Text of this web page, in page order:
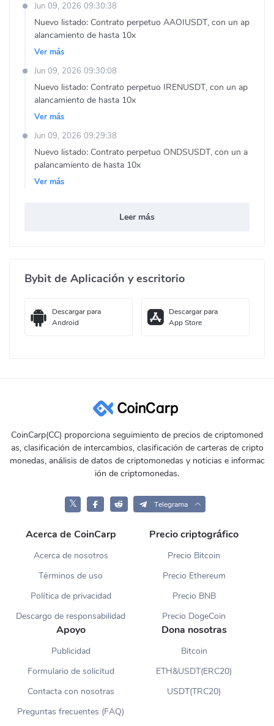
Jun 09, 2026 09:30:38
Nuevo listado: Contrato perpetuo AAOIUSDT, con un ap
alancamiento de hasta 10x
Ver más
Jun 09, 2026 09:30:08
Nuevo listado: Contrato perpetuo IRENUSDT, con un ap
alancamiento de hasta 10x
Ver más
Jun 09, 2026 09:29:38
Nuevo listado: Contrato perpetuo ONDSUSDT, con un a
palancamiento de hasta 10x
Ver más
Leer más
Bybit de Aplicación y escritorio
Descargar para
Android
Descargar para
App Store
CoinCarp(CC) proporciona seguimiento de precios de criptomoned
as, clasificación de intercambios, clasificación de carteras de cripto
monedas, análisis de datos de criptomonedas y noticias e informac
ión de criptomonedas.
𝕏 Telegrama
Acerca de CoinCarp
Acerca de nosotros
Términos de uso
Política de privacidad
Descargo de responsabilidad
Precio criptográfico
Precio Bitcoin
Precio Ethereum
Precio BNB
Precio DogeCoin
Apoyo
Publicidad
Formulario de solicitud
Contacta con nosotras
Preguntas frecuentes (FAQ)
Dona nosotras
Bitcoin
ETH&USDT(ERC20)
USDT(TRC20)